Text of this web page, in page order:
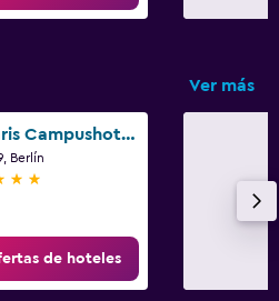
Ver más
Seminaris Campushotel Berlin
Berlín
de hoteles